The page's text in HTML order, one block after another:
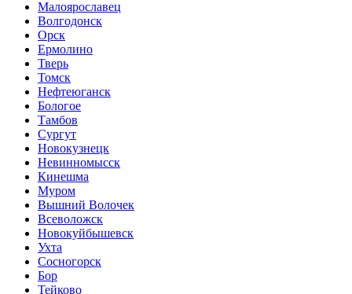
Малоярославец
Волгодонск
Орск
Ермолино
Тверь
Томск
Нефтеюганск
Бологое
Тамбов
Сургут
Новокузнецк
Невинномысск
Кинешма
Муром
Вышний Волочек
Всеволожск
Новокуйбышевск
Ухта
Сосногорск
Бор
Тейково